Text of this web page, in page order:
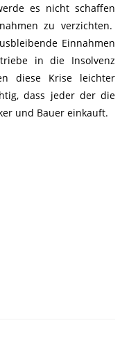
es nicht schaffen
zu verzichten.
Einnahmen
in die Insolvenz
diese Krise leichter
dass jeder der die
und Bauer einkauft.